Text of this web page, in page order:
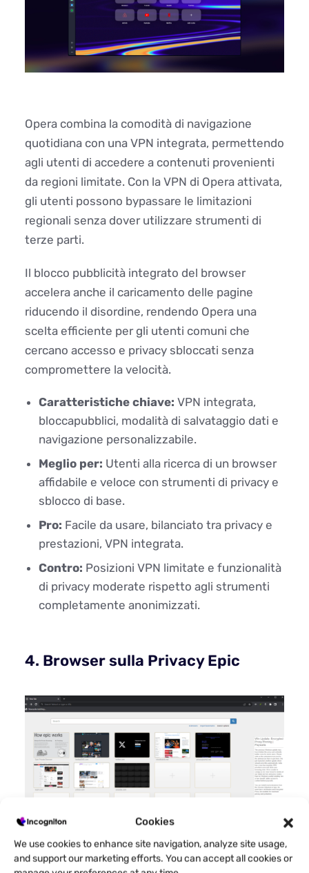
Cookies
We use cookies to enhance site navigation, analyze site usage,
and support our marketing efforts. You can accept all cookies or
Opera combina la comodità di navigazione
quotidiana con una VPN integrata, permettendo
agli utenti di accedere a contenuti provenienti
da regioni limitate. Con la VPN di Opera attivata,
gli utenti possono bypassare le limitazioni
regionali senza dover utilizzare strumenti di
terze parti.
Il blocco pubblicità integrato del browser
accelera anche il caricamento delle pagine
riducendo il disordine, rendendo Opera una
scelta efficiente per gli utenti comuni che
cercano accesso e privacy sbloccati senza
compromettere la velocità.
Caratteristiche chiave: VPN integrata,
bloccapubblici, modalità di salvataggio dati e
navigazione personalizzabile.
Meglio per: Utenti alla ricerca di un browser
affidabile e veloce con strumenti di privacy e
sblocco di base.
Pro: Facile da usare, bilanciato tra privacy e
prestazioni, VPN integrata.
Contro: Posizioni VPN limitate e funzionalità
di privacy moderate rispetto agli strumenti
completamente anonimizzati.
4. Browser sulla Privacy Epic